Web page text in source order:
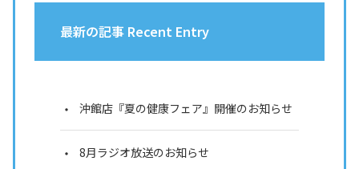
最新の記事 Recent Entry
沖館店『夏の健康フェア』開催のお知らせ
8月ラジオ放送のお知らせ